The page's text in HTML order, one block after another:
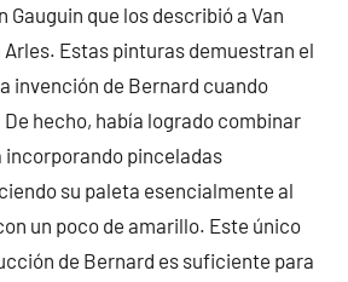
Gauguin que los describió a Van
Arles. Estas pinturas demuestran el
invención de Bernard cuando
hecho, había logrado combinar
pinceladas
su paleta esencialmente al
un poco de amarillo. Este único
de Bernard es suficiente para